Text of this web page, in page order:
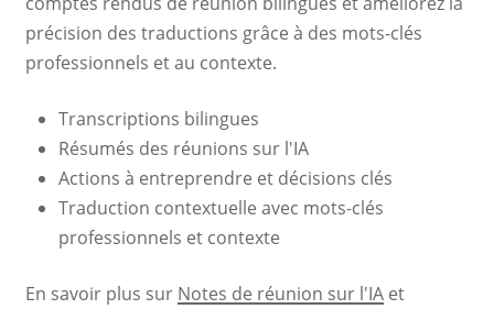
précision des traductions grâce à des mots-clés
professionnels et au contexte.
Transcriptions bilingues
Résumés des réunions sur l'IA
Actions à entreprendre et décisions clés
Traduction contextuelle avec mots-clés
professionnels et contexte
En savoir plus sur Notes de réunion sur l'IAet